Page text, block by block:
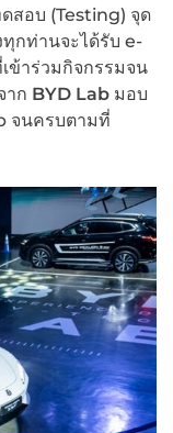
สอบ (Testing) จุด
กท่านจะได้รับ e-
ข้าร่วมกิจกรรมจน
าก BYD Lab มอบ
จนครบตามที่